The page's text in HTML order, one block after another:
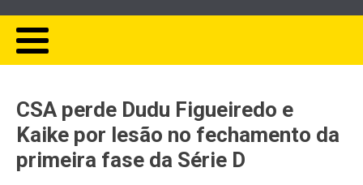
CSA perde Dudu Figueiredo e
Kaike por lesão no fechamento da
primeira fase da Série D